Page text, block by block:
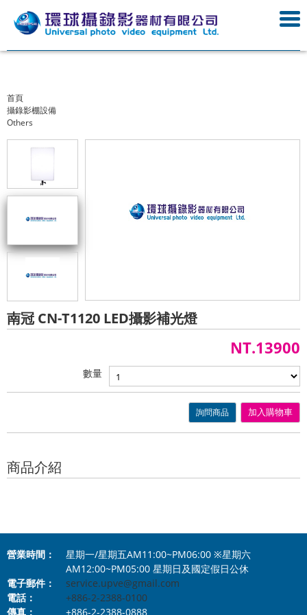
首頁
攝錄影棚設備
Others
南冠 CN-T1120 LED攝影補光燈
NT.13900
數量
詢問商品 加入購物車
商品介紹
營業時間：
星期一/星期五AM11:00~PM06:00 ※星期六
AM12:00~PM05:00 星期日及國定假日公休
電子郵件：
service.upve@gmail.com
電話：
+886-2-2388-0100
傳真：
+886-2-2388-0888